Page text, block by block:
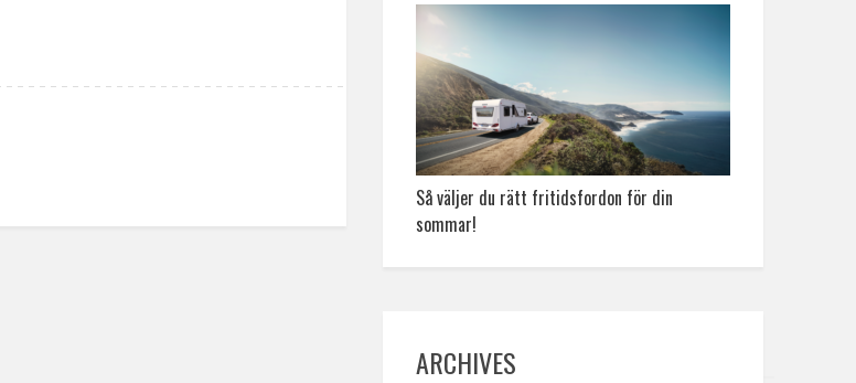
Så väljer du rätt fritidsfordon för din
sommar!
ARCHIVES